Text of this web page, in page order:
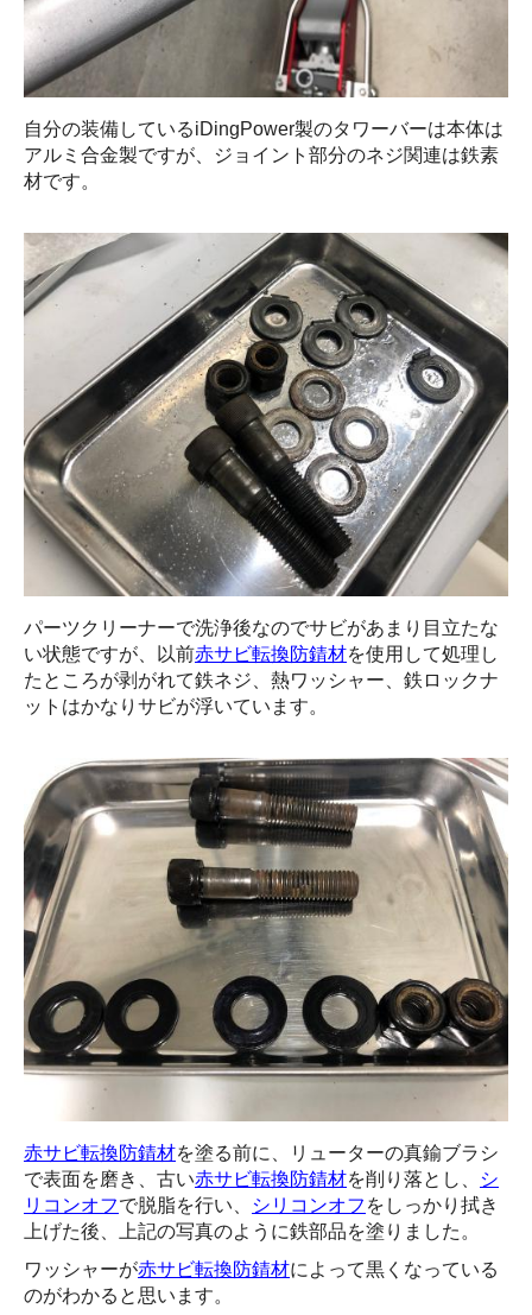
自分の装備しているiDingPower製のタワーバーは本体は
アルミ合金製ですが、ジョイント部分のネジ関連は鉄素
材です。
パーツクリーナーで洗浄後なのでサビがあまり目立たな
い状態ですが、以前赤サビ転換防錆材を使用して処理し
たところが剥がれて鉄ネジ、熱ワッシャー、鉄ロックナ
ットはかなりサビが浮いています。
赤サビ転換防錆材を塗る前に、リューターの真鍮ブラシ
で表面を磨き、古い赤サビ転換防錆材を削り落とし、
シ
リコンオフで脱脂を行い、 シリコンオフ をしっかり拭き
上げた後、上記の写真のように鉄部品を塗りました。
ワッシャーが赤サビ転換防錆材によって黒くなっている
のがわかると思います。